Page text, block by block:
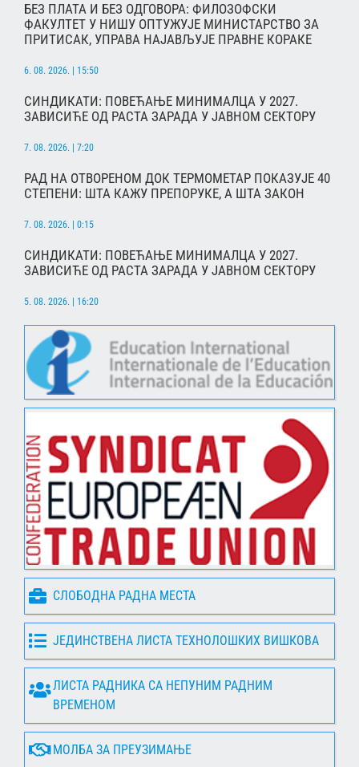
БЕЗ ПЛАТА И БЕЗ ОДГОВОРА: ФИЛОЗОФСКИ
ФАКУЛТЕТ У НИШУ ОПТУЖУЈЕ МИНИСТАРСТВО ЗА
ПРИТИСАК, УПРАВА НАЈАВЉУЈЕ ПРАВНЕ КОРАКЕ
6. 08. 2026. | 15:50
СИНДИКАТИ: ПОВЕЋАЊЕ МИНИМАЛЦА У 2027.
ЗАВИСИЋЕ ОД РАСТА ЗАРАДА У ЈАВНОМ СЕКТОРУ
7. 08. 2026. | 7:20
РАД НА ОТВОРЕНОМ ДОК ТЕРМОМЕТАР ПОКАЗУЈЕ 40
СТЕПЕНИ: ШТА КАЖУ ПРЕПОРУКЕ, А ШТА ЗАКОН
7. 08. 2026. | 0:15
СИНДИКАТИ: ПОВЕЋАЊЕ МИНИМАЛЦА У 2027.
ЗАВИСИЋЕ ОД РАСТА ЗАРАДА У ЈАВНОМ СЕКТОРУ
5. 08. 2026. | 16:20
СЛОБОДНА РАДНА МЕСТА
ЈЕДИНСТВЕНА ЛИСТА ТЕХНОЛОШКИХ ВИШКОВА
ЛИСТА РАДНИКА СА НЕПУНИМ РАДНИМ
ВРЕМЕНОМ
МОЛБА ЗА ПРЕУЗИМАЊЕ